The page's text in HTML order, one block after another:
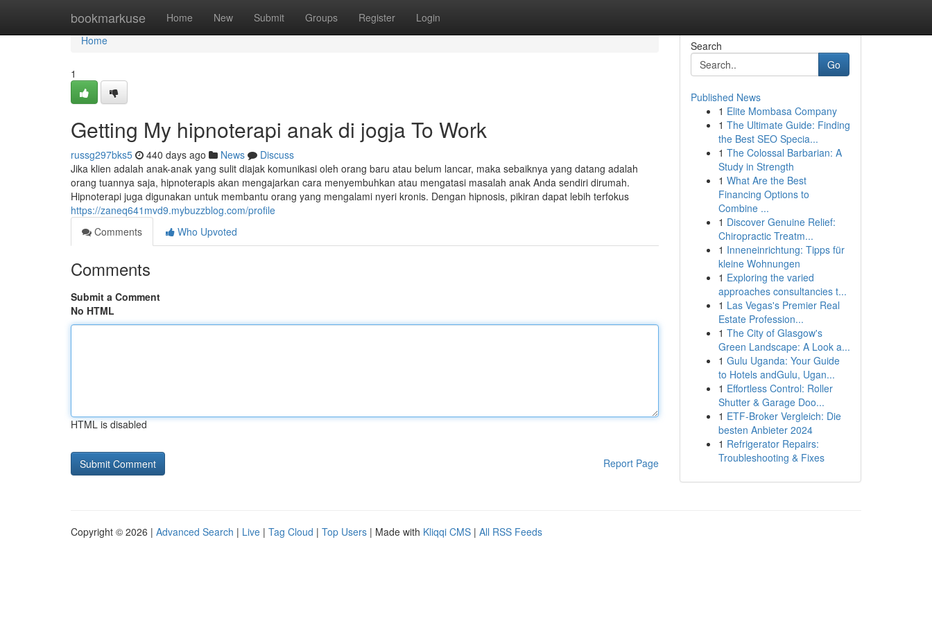
bookmarkuse Home New Submit Groups Register Login
Home
Home
1
Getting My hipnoterapi anak di jogja To Work
russg297bks5 440 days ago News
Discuss
Jika klien adalah anak-anak yang sulit diajak komunikasi oleh orang baru atau belum lancar, maka sebaiknya yang datang adalah
orang tuannya saja, hipnoterapis akan mengajarkan cara menyembuhkan atau mengatasi masalah anak Anda sendiri dirumah.
Hipnoterapi juga digunakan untuk membantu orang yang mengalami nyeri kronis. Dengan hipnosis, pikiran dapat lebih terfokus
https://zaneq641mvd9.mybuzzblog.com/profile
Comments
Who Upvoted
Comments
Submit a Comment
No HTML
HTML is disabled
Report Page
Search
Go
Published News
1 Elite Mombasa Company
1 The Ultimate Guide: Finding
the Best SEO Specia...
1 The Colossal Barbarian: A
Study in Strength
1 What Are the Best
Financing Options to
Combine ...
1 Discover Genuine Relief:
Chiropractic Treatm...
1 Inneneinrichtung: Tipps für
kleine Wohnungen
1 Exploring the varied
approaches consultancies t...
1 Las Vegas's Premier Real
Estate Profession...
1 The City of Glasgow's
Green Landscape: A Look a...
1 Gulu Uganda: Your Guide
to Hotels andGulu, Ugan...
1 Effortless Control: Roller
Shutter & Garage Doo...
1 ETF-Broker Vergleich: Die
besten Anbieter 2024
1 Refrigerator Repairs:
Troubleshooting & Fixes
Copyright © 2026 | Advanced Search | Live | Tag Cloud | Top Users | Made with Kliqqi CMS | All RSS Feeds